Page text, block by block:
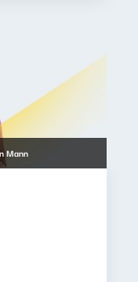
Mann